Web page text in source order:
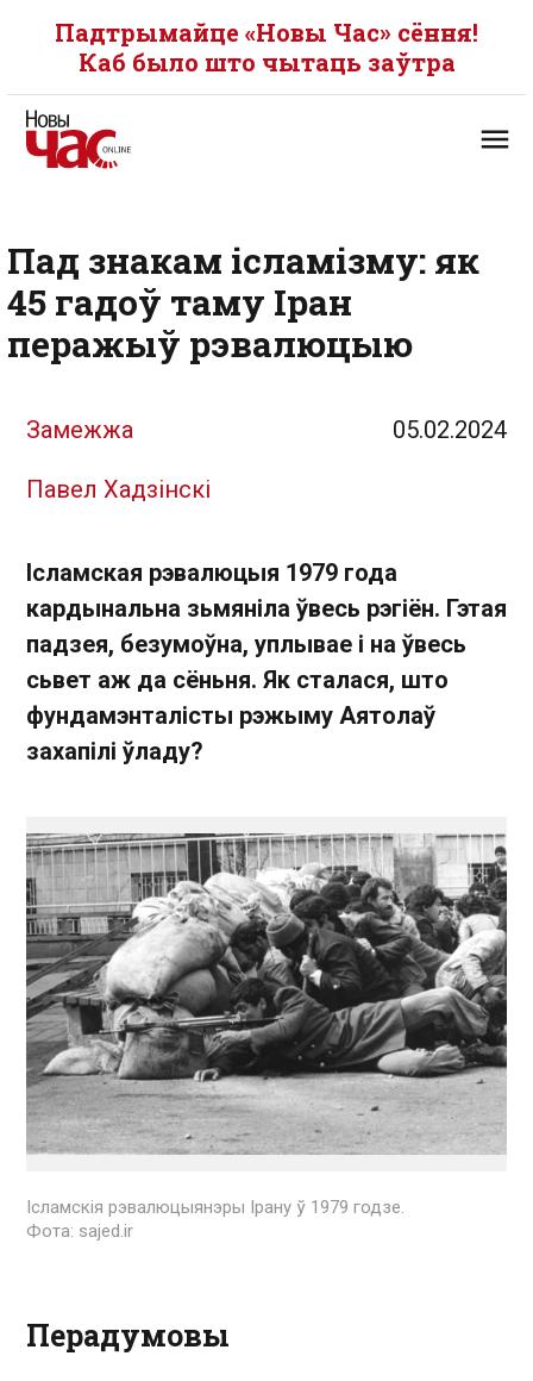
Падтрымайце «Новы Час» сёння!
Каб было што чытаць заўтра
Пад знакам ісламізму: як
45 гадоў таму Іран
перажыў рэвалюцыю
Замежжа 05.02.2024
Павел Хадзінскі
Ісламская рэвалюцыя 1979 года
кардынальна зьмяніла ўвесь рэгіён. Гэтая
падзея, безумоўна, уплывае і на ўвесь
сьвет аж да сёньня. Як сталася, што
фундамэнталісты рэжыму Аятолаў
захапілі ўладу?
Ісламскія рэвалюцыянэры Ірану ў 1979 годзе.
Фота: sajed.ir
Перадумовы